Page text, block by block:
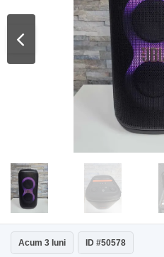
Acum 3 luni ID #50578